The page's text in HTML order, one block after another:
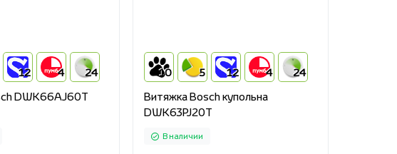
12 4 24
DWK66AJ60T
10 5 12 4 24
Витяжка Bosch купольна
DWK63PJ20T
В наличии